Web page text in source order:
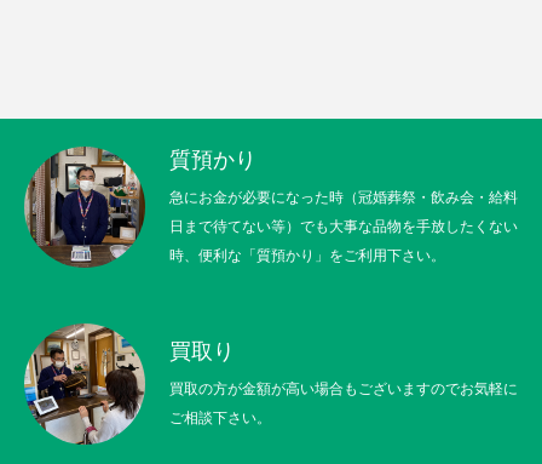
質預かり
急にお金が必要になった時（冠婚葬祭・飲み会・給料
日まで待てない等）でも大事な品物を手放したくない
時、便利な「質預かり」をご利用下さい。
買取り
買取の方が金額が高い場合もございますのでお気軽に
ご相談下さい。